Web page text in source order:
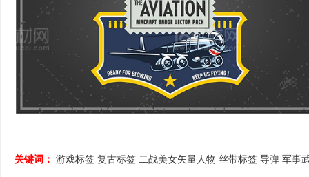
关键词： 游戏标签 复古标签 二战美女矢量人物 丝带标签 导弹 军事